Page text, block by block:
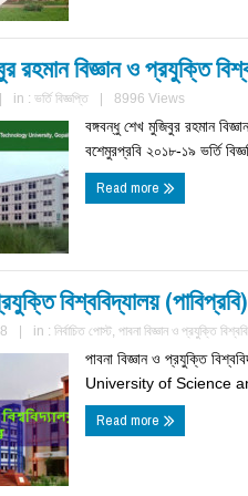
রহমান বিজ্ঞান ও প্রযুক্তি
in : ভর্তি বিজ্ঞপ্তি 8996 Views
বঙ্গবন্ধু শেখ মুজিবুর রহমান
বশেমুরপ্রবি ২০১৮-১৯ ভর্তি
Read more
বিশ্ববিদ্যালয়
in : নির্বাচিত পোস্ট, পাবনা বিজ্ঞান ও প্রযুক্তি
পাবনা বিজ্ঞান ও প্রযুক্তি
University of Science
Read more